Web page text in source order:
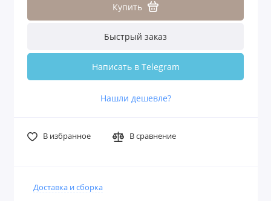
Купить
Быстрый заказ
Написать в Telegram
Нашли дешевле?
В избранное В сравнение
Доставка и сборка